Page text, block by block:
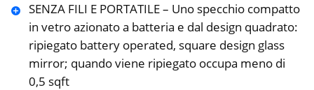
SENZA FILI E PORTATILE – Uno specchio compatto
in vetro azionato a batteria e dal design quadrato:
ripiegato battery operated, square design glass
mirror; quando viene ripiegato occupa meno di
0,5 sqft